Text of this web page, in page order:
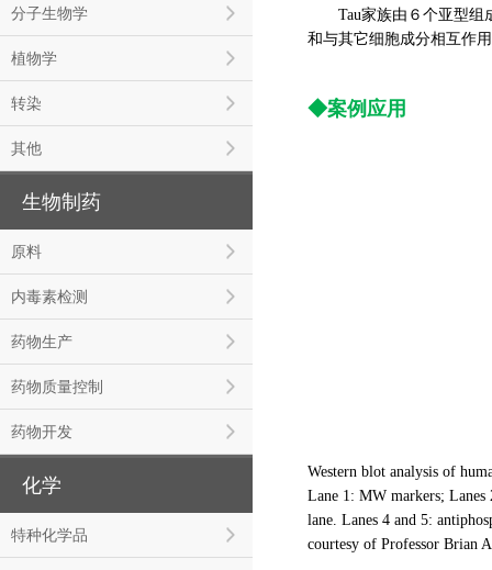
分子生物学
植物学
转染
其他
生物制药
原料
内毒素检测
药物生产
药物质量控制
药物开发
化学
特种化学品
Tau家族由６个亚型组成
和与其它细胞成分相互作
◆案例应用
Western blot analysis of
Lane 1: MW markers; Lanes
lane. Lanes 4 and 5:
courtesy of Professor Brian